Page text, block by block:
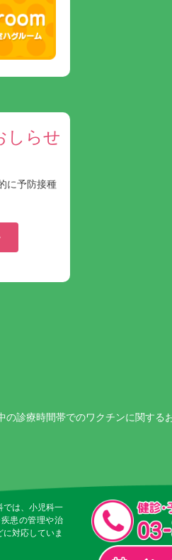
しらせ
に予防接種
の診療時間帯でのワクチンに関する
では、小児科一
患の管理や治
対応していま